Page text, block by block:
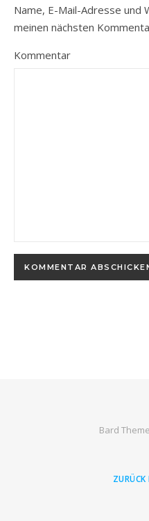
Name, E-Mail-Adresse
meinen nächsten
Kommentar
Bard